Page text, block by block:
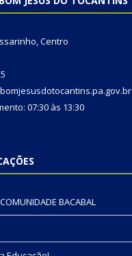
Centro
07:30 às 13:30
BACABAL